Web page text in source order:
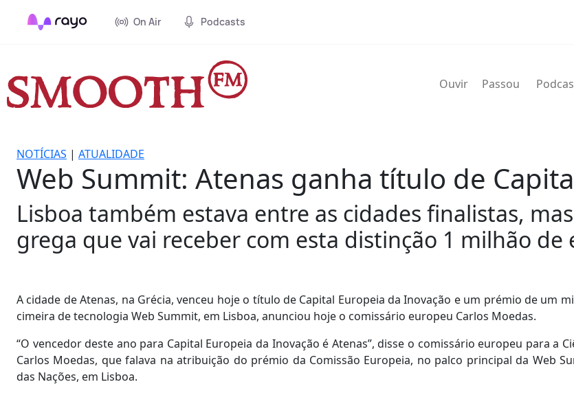
On Air Podcasts
Ouvir Passou
NOTÍCIAS | ATUALIDADE
Web Summit: Atenas ganha título de
Lisboa também estava entre as cidades finalistas,
grega que vai receber com esta distinção 1 milhão de
A cidade de Atenas, na Grécia, venceu hoje o título de Capital Europeia da Inovação e um prémio de um
cimeira de tecnologia Web Summit, em Lisboa, anunciou hoje o comissário europeu Carlos Moedas.
“O vencedor deste ano para Capital Europeia da Inovação é Atenas”, disse o comissário europeu para a
Carlos Moedas, que falava na atribuição do prémio da Comissão Europeia, no palco principal da Web
das Nações, em Lisboa.